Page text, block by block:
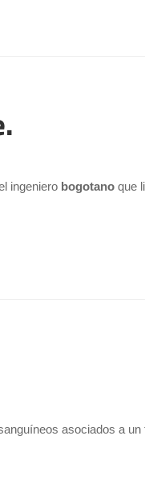
ingeniero bogotano que
asociados a